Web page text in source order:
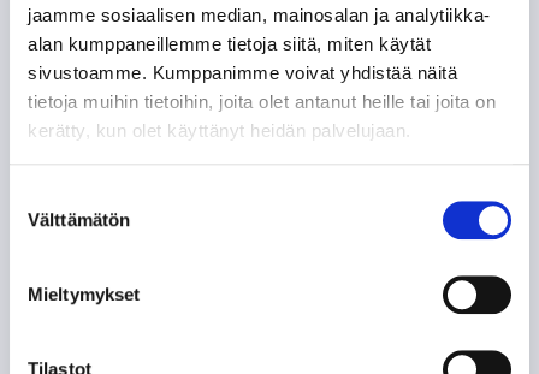
jaamme sosiaalisen median, mainosalan ja analytiikka-
alan kumppaneillemme tietoja siitä, miten käytät
sivustoamme. Kumppanimme voivat yhdistää näitä
tietoja muihin tietoihin, joita olet antanut heille tai joita on
kerätty, kun olet käyttänyt heidän palvelujaan.
valinta
Välttämätön
Mieltymykset
Tilastot